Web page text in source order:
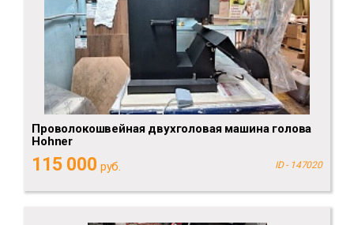
Проволокошвейная двухголовая машина голова
Hohner
115 000 руб. ID - 147020